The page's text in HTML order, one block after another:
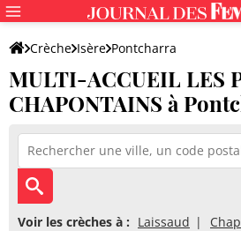
Crèche Isère Pontcharra
MULTI-ACCUEIL LES P'TITS
MULTI-ACCUEIL LES
CHAPONTAINS à
Voir les crèches à : Laissaud